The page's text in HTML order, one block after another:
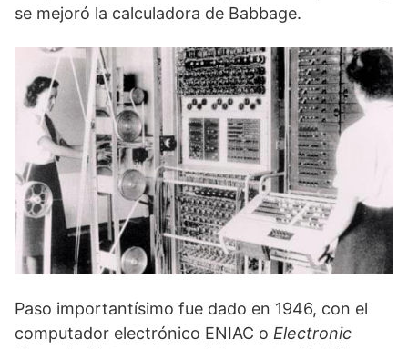
se mejoró la calculadora de Babbage.
Paso importantísimo fue dado en 1946, con el
computador electrónico ENIAC o Electronic